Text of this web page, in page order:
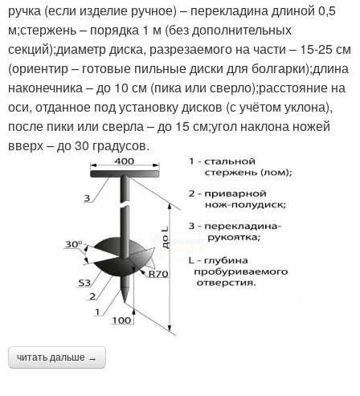
ручка (если изделие ручное) – перекладина длиной 0,5
м;стержень – порядка 1 м (без дополнительных
секций);диаметр диска, разрезаемого на части – 15-25 см
(ориентир – готовые пильные диски для болгарки);длина
наконечника – до 10 см (пика или сверло);расстояние на
оси, отданное под установку дисков (с учётом уклона),
после пики или сверла – до 15 см;угол наклона ножей
вверх – до 30 градусов.
читать дальше →